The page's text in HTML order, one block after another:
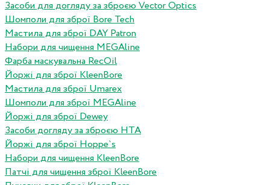
Засоби для догляду за зброєю Vector Optics
Шомполи для зброї Bore Tech
Мастила для зброї DAY Patron
Набори для чищення MEGAline
Фарба маскувальна RecOil
Йоржі для зброї KleenBore
Мастила для зброї Umarex
Шомполи для зброї MEGAline
Йоржі для зброї Dewey
Засоби догляду за зброєю HTA
Йоржі для зброї Hoppe`s
Набори для чищення KleenBore
Патчі для чищення зброї KleenBore